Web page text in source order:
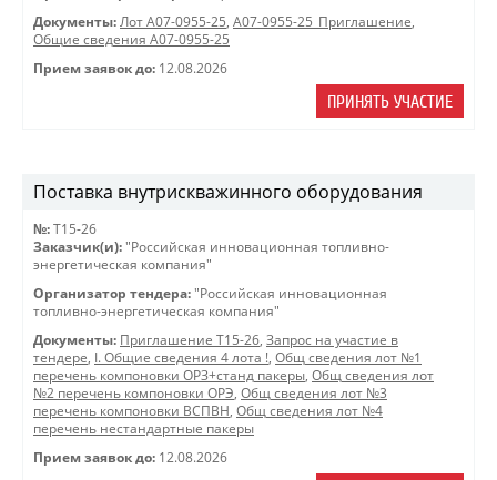
Документы: Лот A07-0955-25, A07-0955-25_Приглашение,
Общие сведения A07-0955-25
Прием заявок до: 12.08.2026
ПРИНЯТЬ УЧАСТИЕ
Поставка внутрискважинного оборудования
№: Т15-26
Заказчик(и): "Российская инновационная топливно-
энергетическая компания"
Организатор тендера: "Российская инновационная
топливно-энергетическая компания"
Документы: Приглашение Т15-26, Запрос на участие в
тендере, I. Общие сведения 4 лота !, Общ сведения лот №1
перечень компоновки ОРЗ+станд пакеры, Общ сведения лот
№2 перечень компоновки ОРЭ, Общ сведения лот №3
перечень компоновки ВСПВН, Общ сведения лот №4
перечень нестандартные пакеры
Прием заявок до: 12.08.2026